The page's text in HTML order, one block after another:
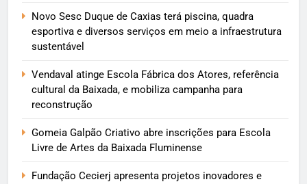
Novo Sesc Duque de Caxias terá piscina, quadra
esportiva e diversos serviços em meio a infraestrutura
sustentável
Vendaval atinge Escola Fábrica dos Atores, referência
cultural da Baixada, e mobiliza campanha para
reconstrução
Gomeia Galpão Criativo abre inscrições para Escola
Livre de Artes da Baixada Fluminense
Fundação Cecierj apresenta projetos inovadores e